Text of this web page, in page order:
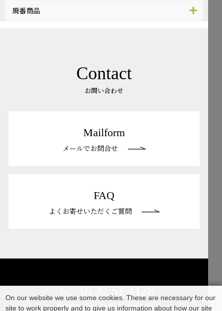
廃番商品
Contact
お問い合わせ
Mailform
メールでお問合せ
FAQ
よくお寄せいただくご質問
0120-51-4128
受付時間 / 9:00-17:00（土日祝休み）
On our website we use some cookies. These are necessary for our
site to work properly and to give us information about how our site